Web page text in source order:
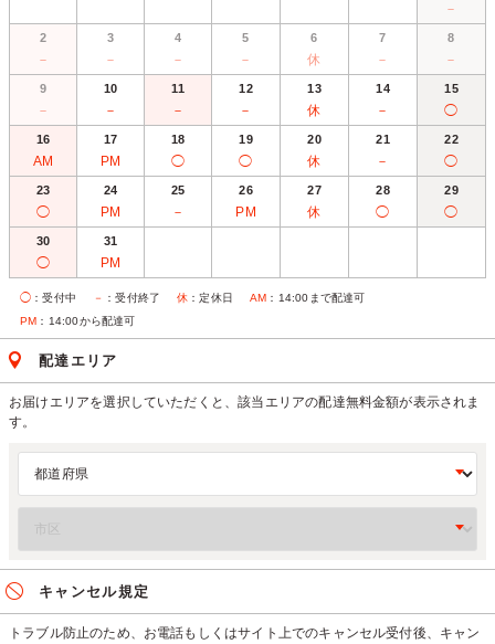
－
2
－
3
－
4
－
5
－
6
休
7
－
8
－
9
－
10
－
11
－
12
－
13
休
14
－
15
◯
16
AM
17
PM
18
◯
19
◯
20
休
21
－
22
◯
23
◯
24
PM
25
－
26
PM
27
休
28
◯
29
◯
30
◯
31
PM
◯ ：受付中 － ：受付終了 休 ：定休日 AM ：14:00まで配達可
PM ：14:00から配達可
配達エリア
お届けエリアを選択していただくと、該当エリアの配達無料金額が表示されま
す。
キャンセル規定
トラブル防止のため、お電話もしくはサイト上でのキャンセル受付後、キャン